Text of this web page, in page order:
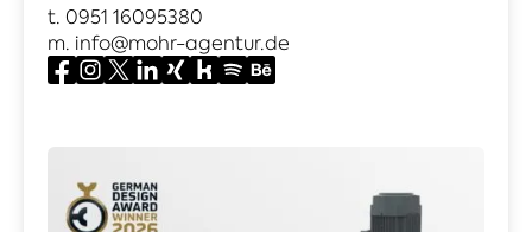
t. 0951 16095380
m. info@mohr-agentur.de